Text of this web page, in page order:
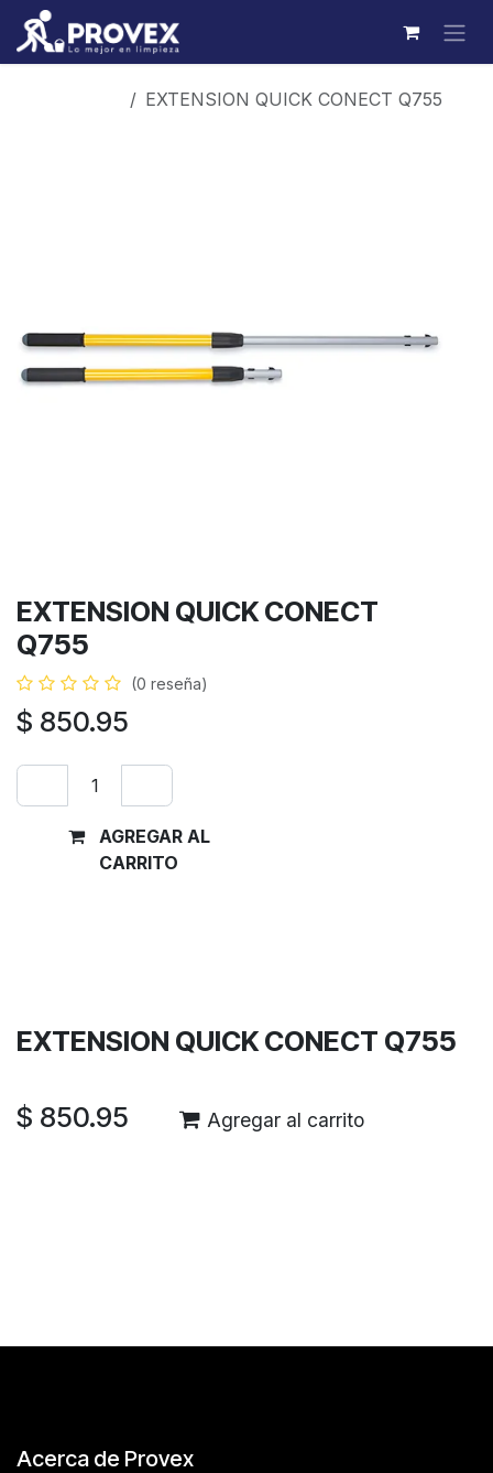
Ir al contenido
EXTENSION QUICK CONECT Q755
EXTENSION QUICK CONECT
Q755
(0 reseña)
$ 850.95
AGREGAR AL
CARRITO
EXTENSION QUICK CONECT Q755
$ 850.95 Agregar al carrito
Acerca de Provex